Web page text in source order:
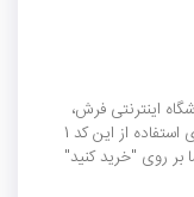
فروشگاه اینترنتی فرش،
بهره‌مند شوید. توجه داشته باشید حداقل خرید برای استفاده از این کد 1
بر روی "خرید کنید"